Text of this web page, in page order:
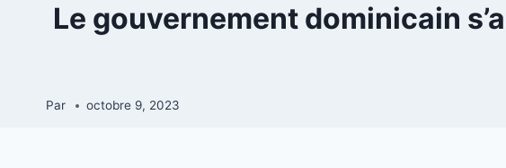
Le gouvernement dominicain
Par octobre 9, 2023